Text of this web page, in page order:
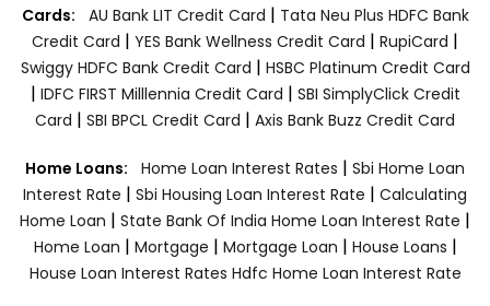
Cards: AU Bank LIT Credit Card | Tata Neu Plus HDFC Bank
Credit Card | YES Bank Wellness Credit Card | RupiCard |
Swiggy HDFC Bank Credit Card | HSBC Platinum Credit Card
| IDFC FIRST Milllennia Credit Card | SBI SimplyClick Credit
Card | SBI BPCL Credit Card | Axis Bank Buzz Credit Card
Home Loans: Home Loan Interest Rates | Sbi Home Loan
Interest Rate | Sbi Housing Loan Interest Rate | Calculating
Home Loan | State Bank Of India Home Loan Interest Rate |
Home Loan | Mortgage | Mortgage Loan | House Loans |
House Loan Interest Rates Hdfc Home Loan Interest Rate